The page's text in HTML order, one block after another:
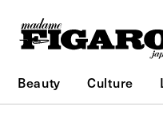
Beauty Culture